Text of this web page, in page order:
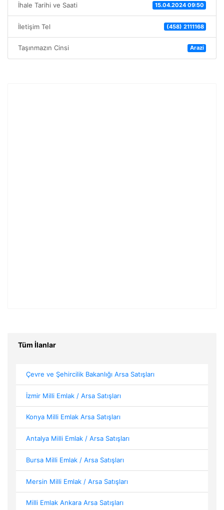
İhale Tarihi ve Saati 15.04.2024 09:50
İletişim Tel (458) 2111168
Taşınmazın Cinsi Arazi
Tüm İlanlar
Çevre ve Şehircilik Bakanlığı Arsa Satışları
İzmir Milli Emlak / Arsa Satışları
Konya Milli Emlak Arsa Satışları
Antalya Milli Emlak / Arsa Satışları
Bursa Milli Emlak / Arsa Satışları
Mersin Milli Emlak / Arsa Satışları
Milli Emlak Ankara Arsa Satışları